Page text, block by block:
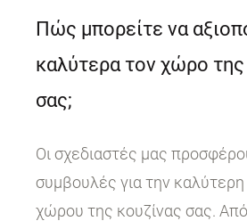
Πώς μπορείτε να
καλύτερα τον χώρο της
σας;
Οι σχεδιαστές μας
συμβουλές για την καλύτερη
χώρου της κουζίνας σας.